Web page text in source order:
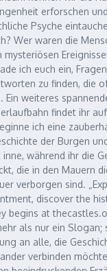
erforschen
Psyche
Wer waren die
mysteriösen
ich euch ein,
zu finden, die
Ein weiteres
findet ihr
ich eine
der Burgen
während ihr die
die in den Mauern
verborgen sind.
discover the
begins at
als nur ein Slogan;
an alle, die
verbinden